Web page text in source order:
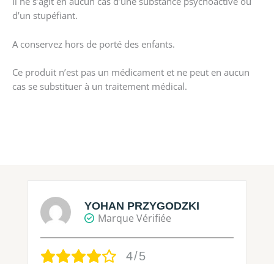
d’un stupéfiant.
A conservez hors de porté des enfants.
Ce produit n’est pas un médicament et ne peut en aucun
cas se substituer à un traitement médical.
YOHAN PRZYGODZKI
Marque Vérifiée
4/5